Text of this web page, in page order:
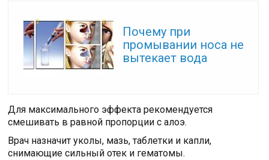
Почему при
промывании носа не
вытекает вода
Для максимального эффекта рекомендуется
смешивать в равной пропорции с алоэ.
Врач назначит уколы, мазь, таблетки и капли,
снимающие сильный отек и гематомы.